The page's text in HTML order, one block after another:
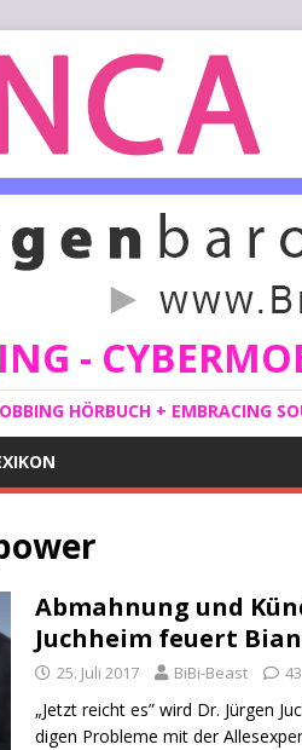
-
HÖRBUCH + EMBRACING
Abmahnung und
Juchheim feuert
25. Juli 2017 BiBi-Beast 43
„Jetzt reicht es” wird Dr. Jür­gen
di­gen Pro­ble­me mit der